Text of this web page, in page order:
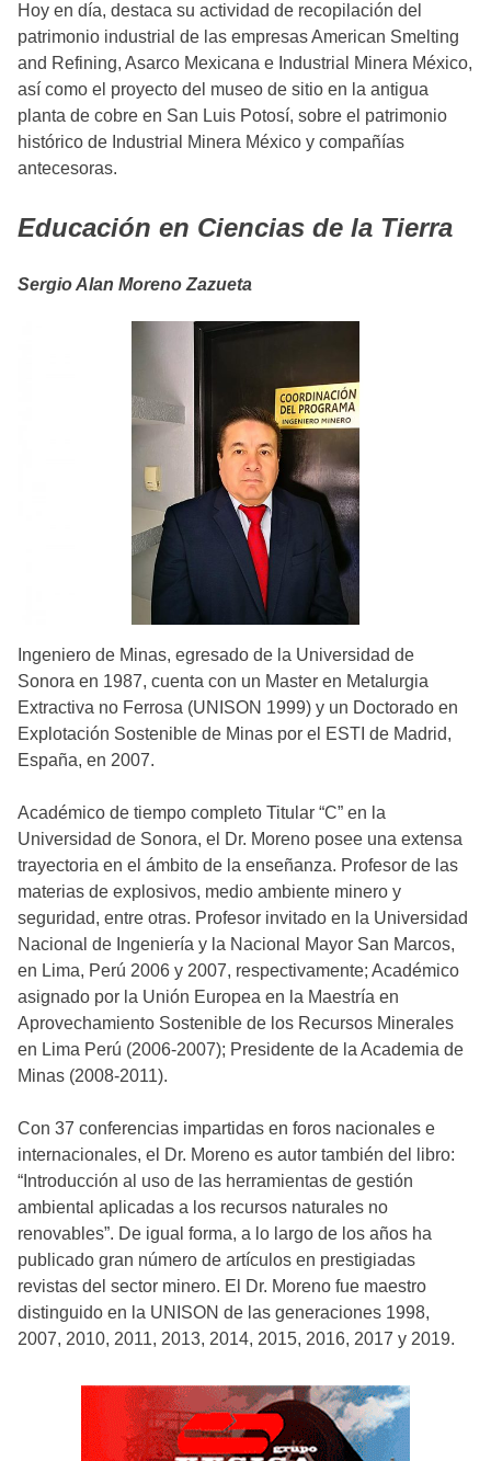
Hoy en día, destaca su actividad de recopilación del
patrimonio industrial de las empresas American Smelting
and Refining, Asarco Mexicana e Industrial Minera México,
así como el proyecto del museo de sitio en la antigua
planta de cobre en San Luis Potosí, sobre el patrimonio
histórico de Industrial Minera México y compañías
antecesoras.
Educación en Ciencias de la Tierra
Sergio Alan Moreno Zazueta
Ingeniero de Minas, egresado de la Universidad de
Sonora en 1987, cuenta con un Master en Metalurgia
Extractiva no Ferrosa (UNISON 1999) y un Doctorado en
Explotación Sostenible de Minas por el ESTI de Madrid,
España, en 2007.
Académico de tiempo completo Titular “C” en la
Universidad de Sonora, el Dr. Moreno posee una extensa
trayectoria en el ámbito de la enseñanza. Profesor de las
materias de explosivos, medio ambiente minero y
seguridad, entre otras. Profesor invitado en la Universidad
Nacional de Ingeniería y la Nacional Mayor San Marcos,
en Lima, Perú 2006 y 2007, respectivamente; Académico
asignado por la Unión Europea en la Maestría en
Aprovechamiento Sostenible de los Recursos Minerales
en Lima Perú (2006-2007); Presidente de la Academia de
Minas (2008-2011).
Con 37 conferencias impartidas en foros nacionales e
internacionales, el Dr. Moreno es autor también del libro:
“Introducción al uso de las herramientas de gestión
ambiental aplicadas a los recursos naturales no
renovables”. De igual forma, a lo largo de los años ha
publicado gran número de artículos en prestigiadas
revistas del sector minero. El Dr. Moreno fue maestro
distinguido en la UNISON de las generaciones 1998,
2007, 2010, 2011, 2013, 2014, 2015, 2016, 2017 y 2019.